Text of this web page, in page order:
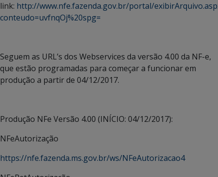
link: http://www.nfe.fazenda.gov.br/portal/
conteudo=uvfnqOj%20spg=
Seguem as URL’s dos Webservices da versão 4.00 da NF-e,
que estão programadas para começar a funcionar em
produção a partir de 04/12/2017.
Produção NFe Versão 4.00 (INÍCIO: 04/12/2017):
NFeAutorização
https://nfe.fazenda.ms.gov.br/ws/NFeAutorizacao4